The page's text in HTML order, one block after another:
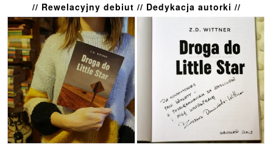
// Rewelacyjny debiut // Dedykacja autorki //